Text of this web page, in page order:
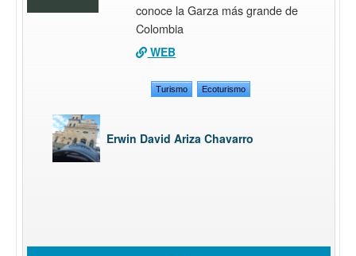
conoce la Garza más grande de
Colombia
WEB
Turismo Ecoturismo
Erwin David Ariza Chavarro